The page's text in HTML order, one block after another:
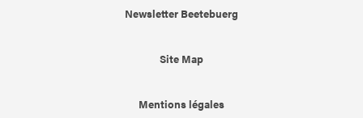
Newsletter Beetebuerg
Site Map
Mentions légales